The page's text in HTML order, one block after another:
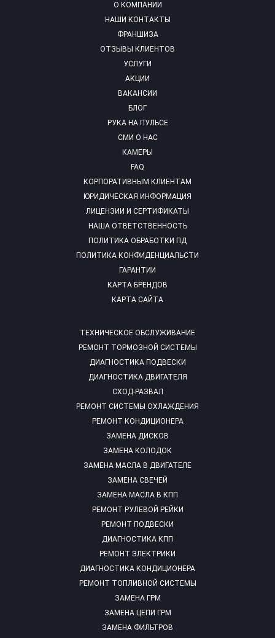
О КОМПАНИИ
НАШИ КОНТАКТЫ
ФРАНШИЗА
ОТЗЫВЫ КЛИЕНТОВ
УСЛУГИ
АКЦИИ
ВАКАНСИИ
БЛОГ
РУКА НА ПУЛЬСЕ
СМИ О НАС
КАМЕРЫ
FAQ
ТЕХНИЧЕСКОЕ ОБСЛУЖИВАНИЕ
РЕМОНТ ТОРМОЗНОЙ СИСТЕМЫ
ДИАГНОСТИКА ПОДВЕСКИ
ДИАГНОСТИКА ДВИГАТЕЛЯ
СХОД-РАЗВАЛ
РЕМОНТ СИСТЕМЫ ОХЛАЖДЕНИЯ
РЕМОНТ КОНДИЦИОНЕРА
ЗАМЕНА ДИСКОВ
ЗАМЕНА КОЛОДОК
ЗАМЕНА МАСЛА В ДВИГАТЕЛЕ
ЗАМЕНА СВЕЧЕЙ
ЗАМЕНА МАСЛА В КПП
РЕМОНТ РУЛЕВОЙ РЕЙКИ
РЕМОНТ ПОДВЕСКИ
ДИАГНОСТИКА КПП
РЕМОНТ ЭЛЕКТРИКИ
ДИАГНОСТИКА КОНДИЦИОНЕРА
РЕМОНТ ТОПЛИВНОЙ СИСТЕМЫ
ЗАМЕНА ГРМ
ЗАМЕНА ЦЕПИ ГРМ
ЗАМЕНА ФИЛЬТРОВ
КОРПОРАТИВНЫМ КЛИЕНТАМ
ЮРИДИЧЕСКАЯ ИНФОРМАЦИЯ
ЛИЦЕНЗИИ И СЕРТИФИКАТЫ
НАША ОТВЕТСТВЕННОСТЬ
ПОЛИТИКА ОБРАБОТКИ ПД
ПОЛИТИКА КОНФИДЕНЦИАЛЬСТИ
ГАРАНТИИ
КАРТА БРЕНДОВ
КАРТА САЙТА